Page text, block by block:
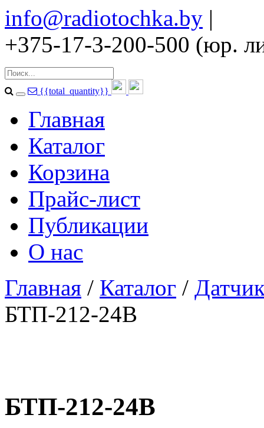
info@radiotochka.by |
+375-17-3-200-500 (юр.
{{total_quantity}}
Главная
Каталог
Корзина
Прайс-лист
Публикации
О нас
Главная / Каталог /
БТП-212-24В
БТП-212-24В